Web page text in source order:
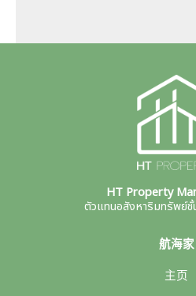
HT Property
ตัวแทนอสังหาริมทรัพย์ชั้
航海家
主页